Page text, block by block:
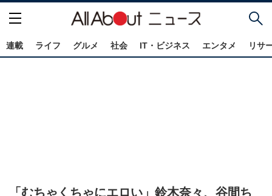
連載 ライフ グルメ 社会 IT・ビジネス エンタメ リサ
「むちゃくちゃにエロい」鈴木奈々、谷間ち